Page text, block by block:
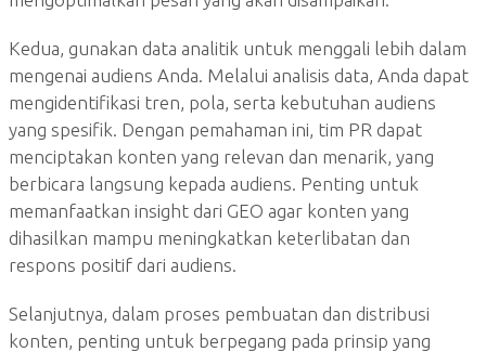
Kedua, gunakan data analitik untuk menggali lebih dalam
mengenai audiens Anda. Melalui analisis data, Anda dapat
mengidentifikasi tren, pola, serta kebutuhan audiens
yang spesifik. Dengan pemahaman ini, tim PR dapat
menciptakan konten yang relevan dan menarik, yang
berbicara langsung kepada audiens. Penting untuk
memanfaatkan insight dari GEO agar konten yang
dihasilkan mampu meningkatkan keterlibatan dan
respons positif dari audiens.
Selanjutnya, dalam proses pembuatan dan distribusi
konten, penting untuk berpegang pada prinsip yang